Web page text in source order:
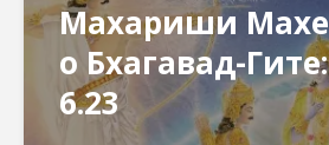
Махариши
о Бхагавад-
6.23